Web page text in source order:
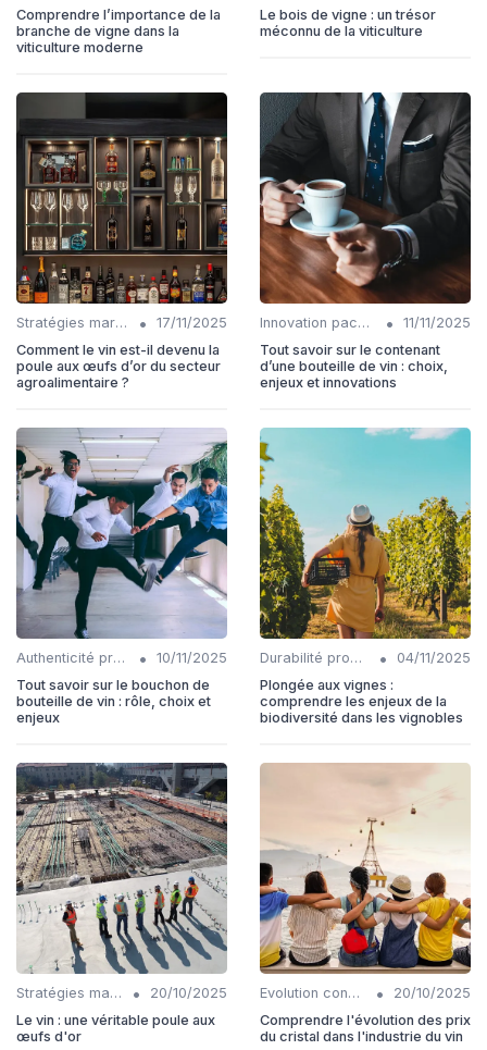
Comprendre l’importance de la
branche de vigne dans la
viticulture moderne
Le bois de vigne : un trésor
méconnu de la viticulture
Stratégies marketing •
17/11/2025
Comment le vin est-il devenu la
poule aux œufs d’or du secteur
agroalimentaire ?
Innovation packaging •
11/11/2025
Tout savoir sur le contenant
d’une bouteille de vin : choix,
enjeux et innovations
Authenticité produits •
10/11/2025
Tout savoir sur le bouchon de
bouteille de vin : rôle, choix et
enjeux
Durabilité production •
04/11/2025
Plongée aux vignes :
comprendre les enjeux de la
biodiversité dans les vignobles
Stratégies marketing •
20/10/2025
Le vin : une véritable poule aux
œufs d'or
Evolution consommation •
20/10/2025
Comprendre l'évolution des prix
du cristal dans l'industrie du vin